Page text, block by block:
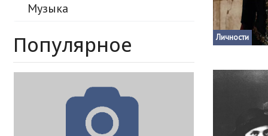
Музыка
Популярное Личности